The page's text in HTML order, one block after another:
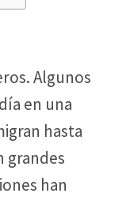
Algunos
en una
hasta
grandes
han